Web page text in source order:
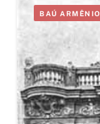
BAÚ ARMÊNIO